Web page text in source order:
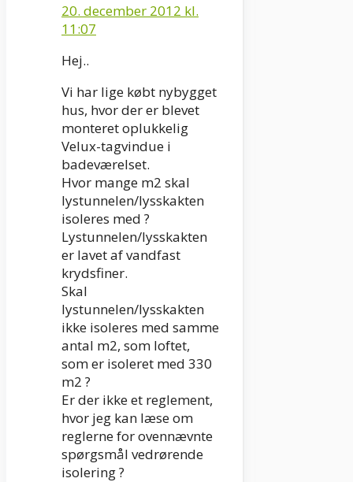
20. december 2012 kl.
11:07
Hej..
Vi har lige købt nybygget
hus, hvor der er blevet
monteret oplukkelig
Velux-tagvindue i
badeværelset.
Hvor mange m2 skal
lystunnelen/lysskakten
isoleres med ?
Lystunnelen/lysskakten
er lavet af vandfast
krydsfiner.
Skal
lystunnelen/lysskakten
ikke isoleres med samme
antal m2, som loftet,
som er isoleret med 330
m2 ?
Er der ikke et reglement,
hvor jeg kan læse om
reglerne for ovennævnte
spørgsmål vedrørende
isolering ?